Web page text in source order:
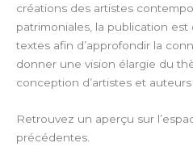
créations des artistes
patrimoniales, la publication
textes afin d’approfondir la
donner une vision élargie du
conception d’artistes et
Retrouvez un aperçu sur
précédentes.